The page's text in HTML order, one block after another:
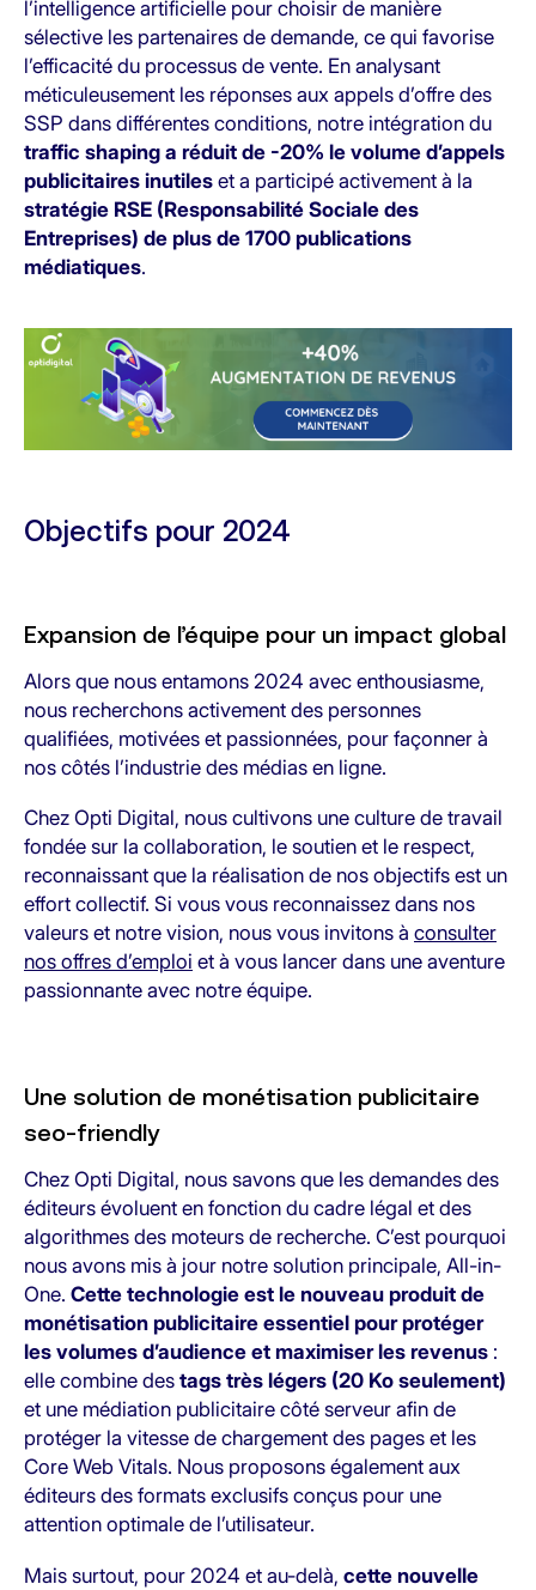
l’intelligence artificielle pour choisir de manière
sélective les partenaires de demande, ce qui favorise
l’efficacité du processus de vente. En analysant
méticuleusement les réponses aux appels d’offre des
SSP dans différentes conditions, notre intégration du
traffic shaping a réduit de -20% le volume d’appels
publicitaires inutiles et a participé activement à la
stratégie RSE (Responsabilité Sociale des
Entreprises) de plus de 1700 publications
médiatiques.
Objectifs pour 2024
Expansion de l’équipe pour un impact global
Alors que nous entamons 2024 avec enthousiasme,
nous recherchons activement des personnes
qualifiées, motivées et passionnées, pour façonner à
nos côtés l’industrie des médias en ligne.
Chez Opti Digital, nous cultivons une culture de travail
fondée sur la collaboration, le soutien et le respect,
reconnaissant que la réalisation de nos objectifs est un
effort collectif. Si vous vous reconnaissez dans nos
valeurs et notre vision, nous vous invitons à consulter
nos offres d’emploi et à vous lancer dans une aventure
passionnante avec notre équipe.
Une solution de monétisation publicitaire
seo-friendly
Chez Opti Digital, nous savons que les demandes des
éditeurs évoluent en fonction du cadre légal et des
algorithmes des moteurs de recherche. C’est pourquoi
nous avons mis à jour notre solution principale, All-in-
One. Cette technologie est le nouveau produit de
monétisation publicitaire essentiel pour protéger
les volumes d’audience et maximiser les revenus :
elle combine des tags très légers (20 Ko seulement)
et une médiation publicitaire côté serveur afin de
protéger la vitesse de chargement des pages et les
Core Web Vitals. Nous proposons également aux
éditeurs des formats exclusifs conçus pour une
attention optimale de l’utilisateur.
Mais surtout, pour 2024 et au-delà, cette nouvelle